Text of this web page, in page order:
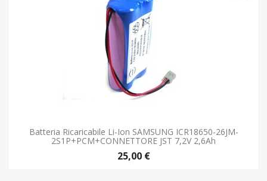
Batteria Ricaricabile Li-Ion SAMSUNG ICR18650-26JM-
2S1P+PCM+CONNETTORE JST 7,2V 2,6Ah
25,00 €